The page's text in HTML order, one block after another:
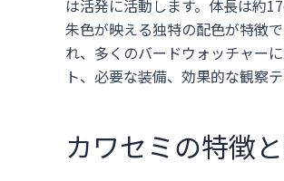
は活発に活動します。体長は約
朱色が映える独特の配色が特徴
れ、多くのバードウォッチャー
ト、必要な装備、効果的な観察
カワセミの特徴